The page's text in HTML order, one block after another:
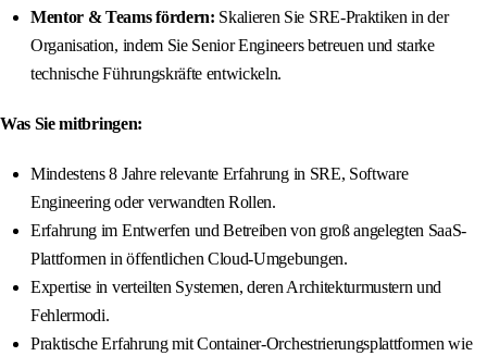
Mentor & Teams fördern: Skalieren Sie SRE-Praktiken in der
Organisation, indem Sie Senior Engineers betreuen und starke
technische Führungskräfte entwickeln.
Was Sie mitbringen:
Mindestens 8 Jahre relevante Erfahrung in SRE, Software
Engineering oder verwandten Rollen.
Erfahrung im Entwerfen und Betreiben von groß angelegten SaaS-
Plattformen in öffentlichen Cloud-Umgebungen.
Expertise in verteilten Systemen, deren Architekturmustern und
Fehlermodi.
Praktische Erfahrung mit Container-Orchestrierungsplattformen wie